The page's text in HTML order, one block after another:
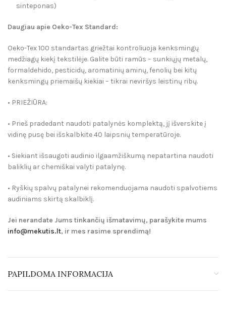
sinteponas)
Daugiau apie Oeko-Tex Standard:
Oeko-Tex 100 standartas griežtai kontroliuoja kenksmingų
medžiagų kiekį tekstilėje. Galite būti ramūs – sunkiųjų metalų,
formaldehido, pesticidų, aromatinių aminų, fenolių bei kitų
kenksmingų priemaišų kiekiai – tikrai neviršys leistinų ribų.
• PRIEŽIŪRA:
• Prieš pradedant naudoti patalynės komplektą, jį išverskite į
vidinę pusę bei išskalbkite 40 laipsnių temperatūroje.
• Siekiant išsaugoti audinio ilgaamžiškumą nepatartina naudoti
baliklių ar chemiškai valyti patalynę.
• Ryškių spalvų patalynei rekomenduojama naudoti spalvotiems
audiniams skirtą skalbiklį.
Jei nerandate Jums tinkančių išmatavimų, parašykite mums
info@mekutis.lt, ir mes rasime sprendimą!
PAPILDOMA INFORMACIJA